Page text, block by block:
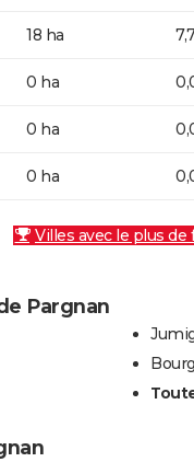
18 ha
0 ha
0 ha
0 ha
Villes avec le plus de
Pargnan